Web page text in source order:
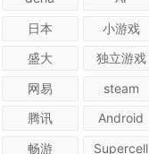
日本
小游戏
盛大
独立游戏
网易
steam
腾讯
Android
畅游
Supercell